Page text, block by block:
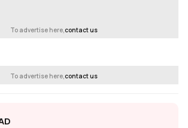
To advertise here, contact us
To advertise here, contact us